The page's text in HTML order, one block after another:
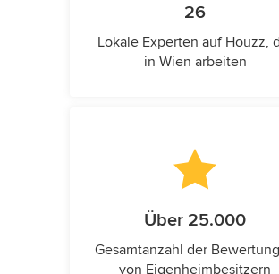
26
Lokale Experten auf Houzz,
in Wien arbeiten
Über 25.000
Gesamtanzahl der
von Eigenheimbesitzern